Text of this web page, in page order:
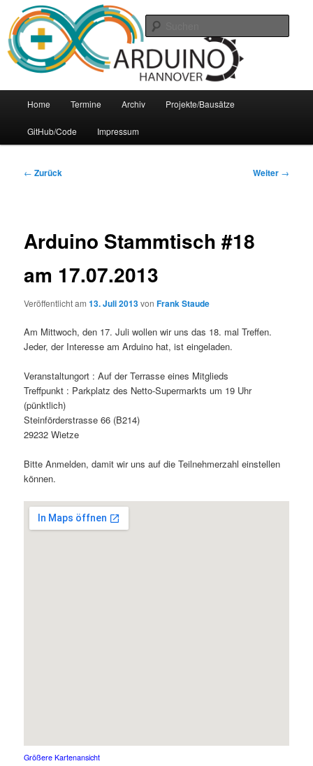
Inhalt
wechseln
Arduino-Hannover
Arduino Treffpunkt der Region Hannover
Home Termine Archiv Projekte/Bausätze
GitHub/Code Impressum
Beitrags-
← Zurück Weiter →
Arduino Stammtisch #18
am 17.07.2013
Veröffentlicht am13. Juli 2013vonFrank Staude
Am Mittwoch, den 17. Juli wollen wir uns das 18. mal Treffen.
Jeder, der Interesse am Arduino hat, ist eingeladen.
Veranstaltungort : Auf der Terrasse eines Mitglieds
Treffpunkt : Parkplatz des Netto-Supermarkts um 19 Uhr
(pünktlich)
Steinförderstrasse 66 (B214)
29232 Wietze
Bitte Anmelden, damit wir uns auf die Teilnehmerzahl einstellen
können.
Größere Kartenansicht